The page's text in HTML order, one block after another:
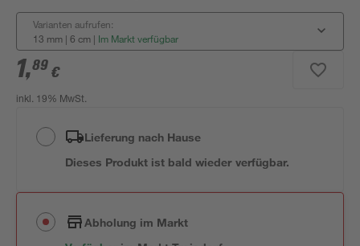
Varianten aufrufen:
13 mm | 6 cm | Im Markt verfügbar
1,89 €
inkl. 19% MwSt.
Lieferung nach Hause
Dieses Produkt ist bald wieder verfügbar.
Abholung im Markt